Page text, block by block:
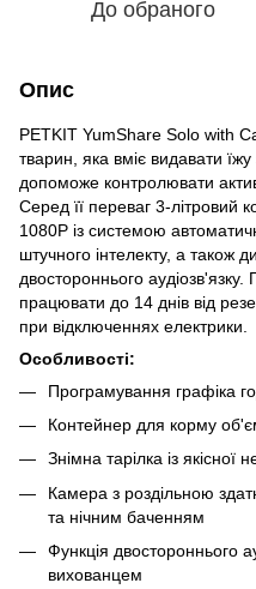
До обраного
Опис
PETKIT YumShare Solo with
тварин, яка вміє видавати
допоможе контролювати
Серед її переваг 3-літровий
1080P із системою
штучного інтелекту, а також
двостороннього
працювати до 14 днів від
при відключеннях електрики.
Особливості:
Програмування графіка
Контейнер для корму
Знімна тарілка із якісної
Камера з роздільною
та нічним баченням
Функція двостороннього
вихованцем